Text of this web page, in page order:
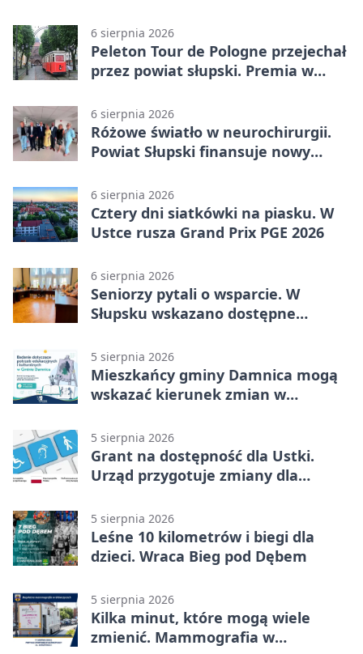
6 sierpnia 2026
Peleton Tour de Pologne przejechał
przez powiat słupski. Premia w
6 sierpnia 2026
Różowe światło w neurochirurgii.
Powiat Słupski finansuje nowy
6 sierpnia 2026
Cztery dni siatkówki na piasku. W
Ustce rusza Grand Prix PGE 2026
6 sierpnia 2026
Seniorzy pytali o wsparcie. W
Słupsku wskazano dostępne
5 sierpnia 2026
Mieszkańcy gminy Damnica mogą
wskazać kierunek zmian w
5 sierpnia 2026
Grant na dostępność dla Ustki.
Urząd przygotuje zmiany dla
5 sierpnia 2026
Leśne 10 kilometrów i biegi dla
dzieci. Wraca Bieg pod Dębem
5 sierpnia 2026
Kilka minut, które mogą wiele
zmienić. Mammografia w